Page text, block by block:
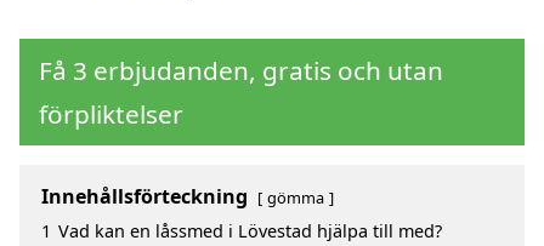
Få 3 erbjudanden, gratis och utan
förpliktelser
Innehållsförteckning gömma
1 Vad kan en låssmed i Lövestad hjälpa till med?